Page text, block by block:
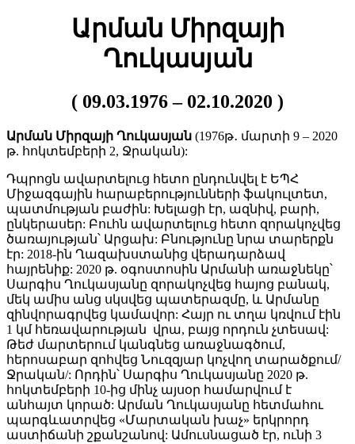
Արման Միրզայի
Ղուկասյան
( 09.03.1976 – 02.10.2020 )
Արման Միրզայի Ղուկասյան (1976թ․ մարտի 9 – 2020
թ. հոկտեմբերի 2, Ջրական):
Դպրոցն ավարտելուց հետո ընդունվել է ԵՊՀ
Միջազգային հարաբերությունների ֆակուլտետ,
պատմության բաժին: Խելացի էր, ազնիվ, բարի,
ընկերասեր: Բուհն ավարտելուց հետո զորակոչվեց
ծառայության՝ Արցախ: Բնությունը նրա տարերքն
էր: 2018-ին Ղազախստանից վերադարձավ
հայրենիք: 2020 թ. օգոստոսին Արմանի առաջնեկը՝
Սարգիս Ղուկասյանը զորակոչվեց հայոց բանակ,
մեկ ամիս անց սկսվեց պատերազմը, և Արմանը
զինվորագրվեց կամավոր: Հայր ու տղա կռվում էին
1 կմ հեռավարության վրա, բայց որդուն չտեսավ:
Թեժ մարտերում կանգնեց առաջնագծում,
հերոսաբար զոհվեց Նուզզյար կոչվող տարածքում/
Ջրական/: Որդին՝ Սարգիս Ղուկասյանը 2020 թ.
հոկտեմբերի 10-ից մինչ այսօր համարվում է
անհայտ կորած: Արման Ղուկասյանը հետմահու
պարգևատրվեց «Մարտական խաչ» երկրորդ
աստիճանի շքանշանով: Ամուսնացած էր, ունի 3